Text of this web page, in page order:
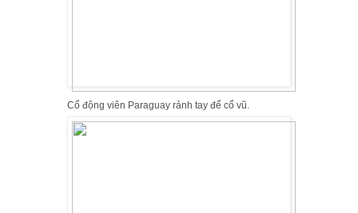
Cổ động viên Paraguay rảnh tay để cổ vũ.